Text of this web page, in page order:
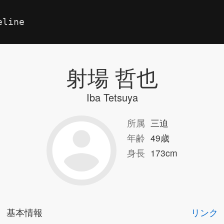
射場 哲也
Iba Tetsuya
所属 三迫
年齢 49歳
身長 173cm
基本情報 リンク